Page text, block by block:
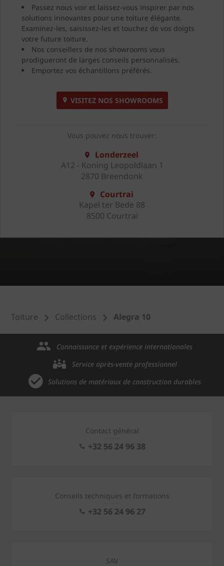
Passez nous voir et laissez-vous inspirer par nos
solutions innovantes pour une toiture élégante.
Examinez-les, saisissez-les et touchez de vos doigts
votre future toiture.
Nos conseillers de nos showrooms vous
prodigueront de larges conseils personnalisés.
Emportez vos échantillons préférés.
VISITEZ NOS SHOWROOMS
Vous pouvez nous trouver:
Londerzeel
A12 - Koning Leopoldlaan 1
2870 Breendonk
Courtrai
Kapel ter Bede 88
8500 Courtrai
Toiture Collections Alegra 10
Connaissance et expérience internationales
Service après-vente professionnel
Solutions de matériaux de construction durables
Contact général
+32 56 24 96 38
Conseils techniques et formations
+32 56 24 96 27
SAV